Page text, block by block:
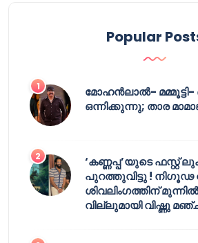
Popular
മോഹൻലാൽ- മമ്മൂട്ടി-
ഒന്നിക്കുന്നു; താര
‘കണ്ണപ്പ’യുടെ ഫസ്റ്റ്
പുറത്തുവിട്ടു ! നിഗൂഢ
ശിവലിംഗത്തിന്
വില്ലുമായി വിഷ്ണു